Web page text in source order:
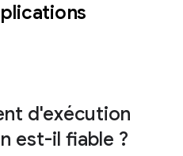
d'exécution
est-il fiable ?